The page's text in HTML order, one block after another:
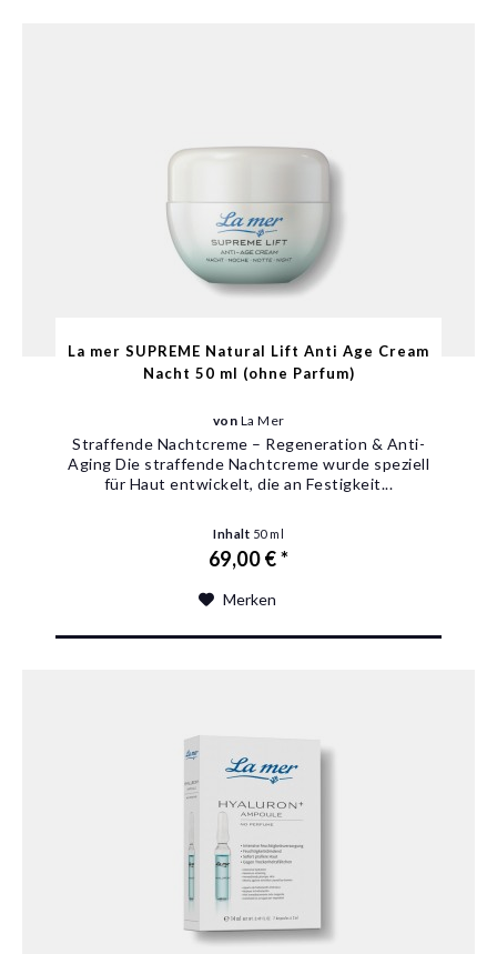
La mer SUPREME Natural Lift Anti Age Cream
Nacht 50 ml (ohne Parfum)
von La Mer
Straffende Nachtcreme – Regeneration & Anti-
Aging Die straffende Nachtcreme wurde speziell
für Haut entwickelt, die an Festigkeit...
Inhalt 50 ml
69,00 € *
Merken